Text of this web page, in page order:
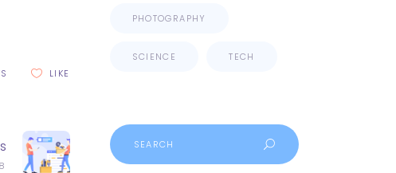
LIKE
PHOTOGRAPHY
SCIENCE TECH
Search